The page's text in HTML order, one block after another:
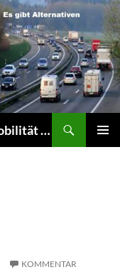
AKO-Alternative Konzepte für Mobilität e.V.
KOMMENTAR